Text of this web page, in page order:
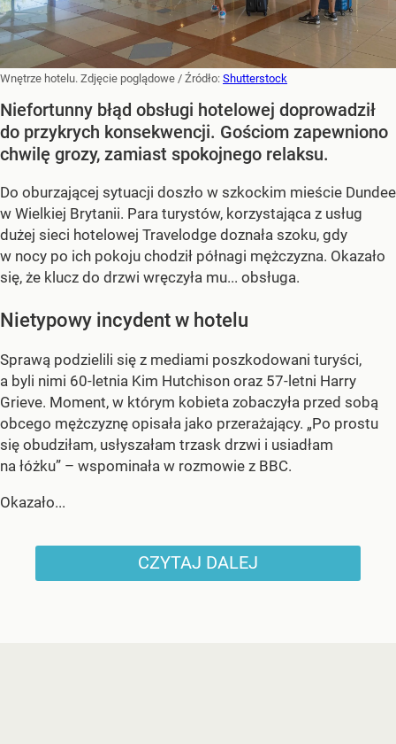
Wnętrze hotelu. Zdjęcie poglądowe / Źródło: Shutterstock
Niefortunny błąd obsługi hotelowej doprowadził
do przykrych konsekwencji. Gościom zapewniono
chwilę grozy, zamiast spokojnego relaksu.
Do oburzającej sytuacji doszło w szkockim mieście Dundee
w Wielkiej Brytanii. Para turystów, korzystająca z usług
dużej sieci hotelowej Travelodge doznała szoku, gdy
w nocy po ich pokoju chodził półnagi mężczyzna. Okazało
się, że klucz do drzwi wręczyła mu... obsługa.
Nietypowy incydent w hotelu
Sprawą podzielili się z mediami poszkodowani turyści,
a byli nimi 60-letnia Kim Hutchison oraz 57-letni Harry
Grieve. Moment, w którym kobieta zobaczyła przed sobą
obcego mężczyznę opisała jako przerażający. „Po prostu
się obudziłam, usłyszałam trzask drzwi i usiadłam
na łóżku” – wspominała w rozmowie z BBC.
Okazało...
CZYTAJ DALEJ